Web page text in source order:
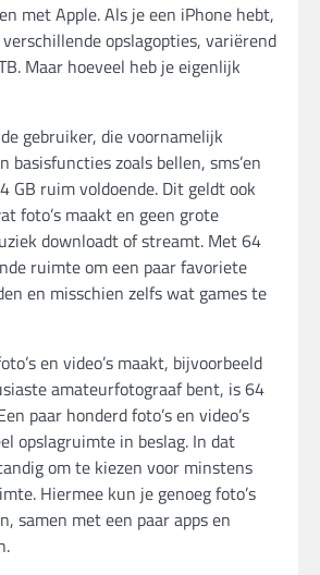
met Apple. Als je een iPhone hebt,
opslagopties, variërend
Maar hoeveel heb je eigenlijk
gebruiker, die voornamelijk
basisfuncties zoals bellen, sms’en
GB ruim voldoende. Dit geldt ook
foto’s maakt en geen grote
downloadt of streamt. Met 64
ruimte om een paar favoriete
en misschien zelfs wat games te
en video’s maakt, bijvoorbeeld
amateurfotograaf bent, is 64
paar honderd foto’s en video’s
opslagruimte in beslag. In dat
om te kiezen voor minstens
Hiermee kun je genoeg foto’s
samen met een paar apps en